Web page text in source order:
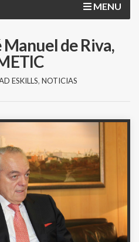
MENU
de Riva,
ESKILLS, NOTICIAS